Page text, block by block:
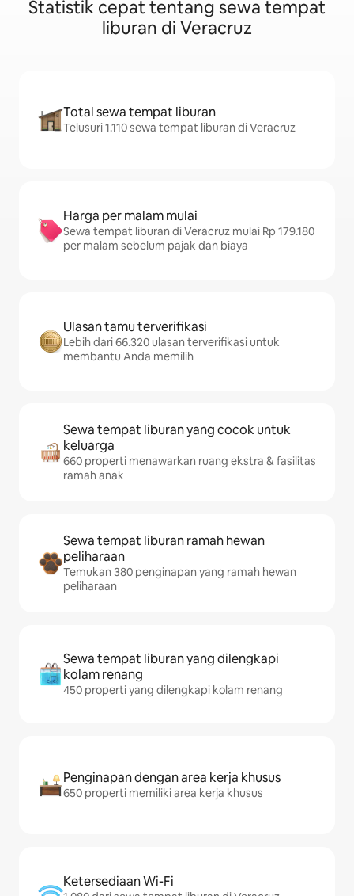
Statistik cepat tentang sewa tempat
liburan di Veracruz
Total sewa tempat liburan
Telusuri 1.110 sewa tempat liburan di Veracruz
Harga per malam mulai
Sewa tempat liburan di Veracruz mulai Rp 179.180
per malam sebelum pajak dan biaya
Ulasan tamu terverifikasi
Lebih dari 66.320 ulasan terverifikasi untuk
membantu Anda memilih
Sewa tempat liburan yang cocok untuk
keluarga
660 properti menawarkan ruang ekstra & fasilitas
ramah anak
Sewa tempat liburan ramah hewan
peliharaan
Temukan 380 penginapan yang ramah hewan
peliharaan
Sewa tempat liburan yang dilengkapi
kolam renang
450 properti yang dilengkapi kolam renang
Penginapan dengan area kerja khusus
650 properti memiliki area kerja khusus
Ketersediaan Wi-Fi